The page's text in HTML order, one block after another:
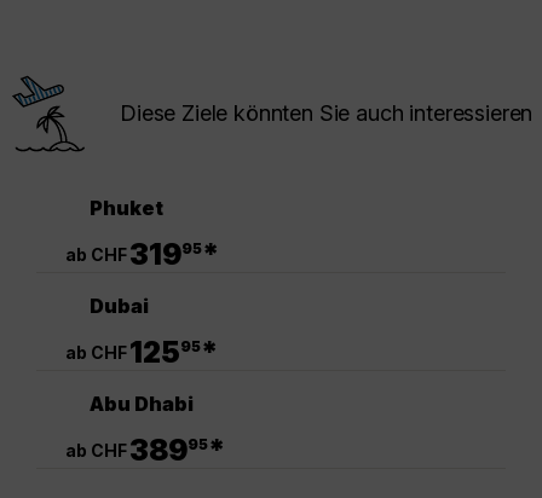
Diese Ziele könnten Sie auch interessieren
Phuket
ab CHF31995*
Dubai
ab CHF12595*
Abu Dhabi
ab CHF38995*